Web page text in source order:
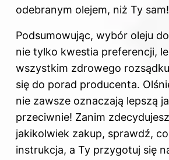
odebranym olejem, niż Ty sam!
Podsumowując, wybór oleju do
nie tylko kwestia preferencji,
wszystkim zdrowego
się do porad producenta.
nie zawsze oznaczają lepszą
przeciwnie! Zanim
jakikolwiek zakup, sprawdź,
instrukcja, a Ty przygotuj się